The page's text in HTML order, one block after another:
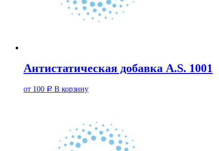
Антистатическая добавка A.S. 1001
от 100 Р В корзину